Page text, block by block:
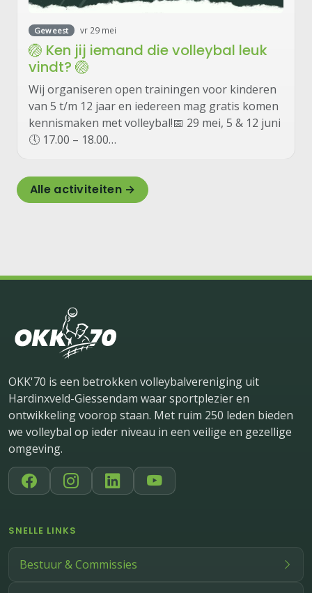
Geweest vr 29 mei
🏐 Ken jij iemand die volleybal leuk
vindt? 🏐
Wij organiseren open trainingen voor kinderen
van 5 t/m 12 jaar en iedereen mag gratis komen
kennismaken met volleybal!📅 29 mei, 5 & 12 juni
🕔 17.00 – 18.00…
Alle activiteiten →
OKK'70 is een betrokken volleybalvereniging uit
Hardinxveld-Giessendam waar sportplezier en
ontwikkeling voorop staan. Met ruim 250 leden bieden
we volleybal op ieder niveau in een veilige en gezellige
omgeving.
SNELLE LINKS
Bestuur & Commissies